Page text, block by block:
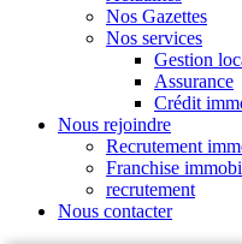
Nos Gazettes
Nos services
Gestion
Assurance
Crédit
Nous rejoindre
Recrutement
Franchise
recrutement
Nous contacter